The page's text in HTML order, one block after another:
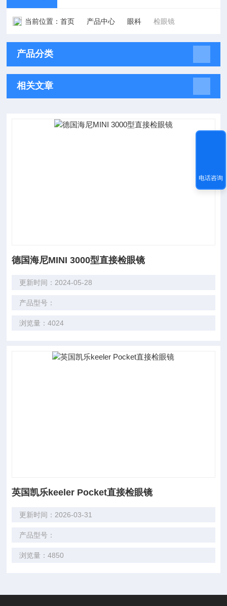
当前位置：首页 产品中心 眼科 检眼镜
产品分类
相关文章
德国海尼MINI 3000型直接检眼镜
更新时间：2024-05-28
产品型号：
浏览量：4024
英国凯乐keeler Pocket直接检眼镜
更新时间：2026-03-31
产品型号：
浏览量：4850
电话咨询